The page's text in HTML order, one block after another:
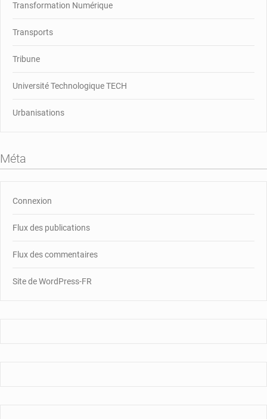
Transformation Numérique
Transports
Tribune
Université Technologique TECH
Urbanisations
Méta
Connexion
Flux des publications
Flux des commentaires
Site de WordPress-FR